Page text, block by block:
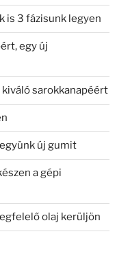
is 3 fázisunk legyen
egy új
kiváló sarokkanapéért
új gumit
a gépi
olaj kerüljön